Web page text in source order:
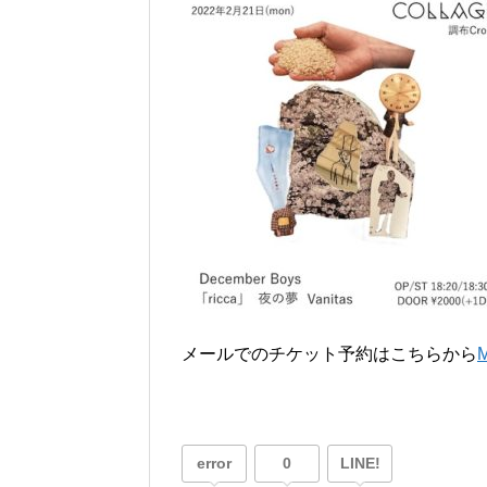
メールでのチケット予約はこちらから
error 0 LINE!